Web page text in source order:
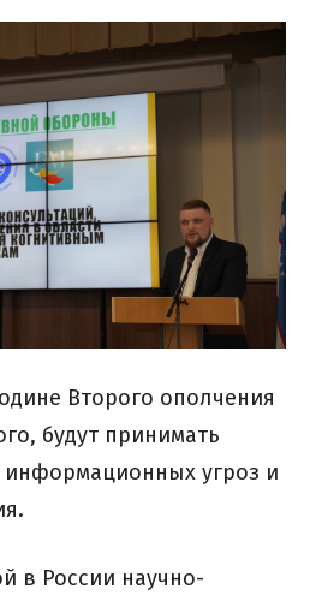
Второго ополчения
будут принимать
угроз и
в России научно-